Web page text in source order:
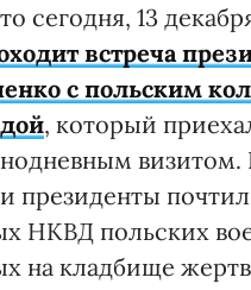
сегодня, 13
встреча
с польским
, который
визитом.
президенты
НКВД польских
на кладбище жертв